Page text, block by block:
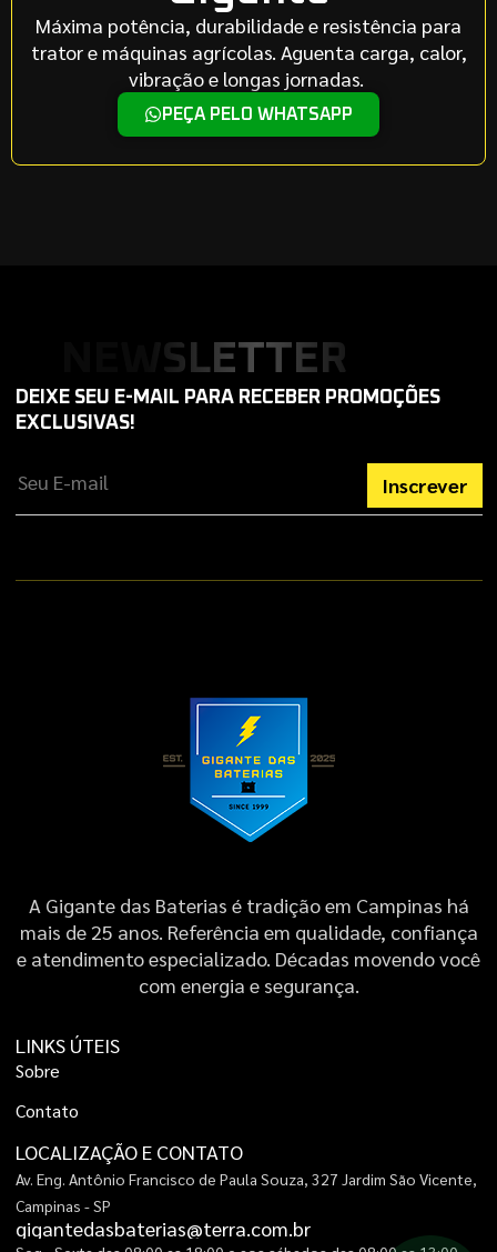
Máxima potência, durabilidade e resistência para
trator e máquinas agrícolas. Aguenta carga, calor,
vibração e longas jornadas.
PEÇA PELO WHATSAPP
NEWSLETTER
DEIXE SEU E-MAIL PARA RECEBER PROMOÇÕES
EXCLUSIVAS!
A Gigante das Baterias é tradição em Campinas há
mais de 25 anos. Referência em qualidade, confiança
e atendimento especializado. Décadas movendo você
com energia e segurança.
LINKS ÚTEIS
Sobre
Contato
LOCALIZAÇÃO E CONTATO
Av. Eng. Antônio Francisco de Paula Souza, 327 Jardim São Vicente,
Campinas - SP
gigantedasbaterias@terra.com.br